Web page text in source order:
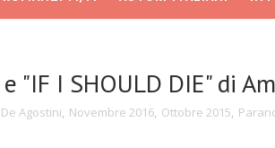
"IF I SHOULD DIE" di
De Agostini, Novembre 2016, Ottobre 2015,